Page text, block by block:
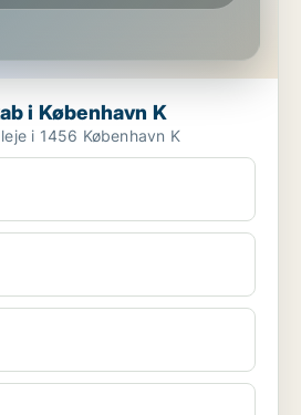
i København K
i 1456 København K